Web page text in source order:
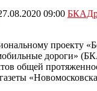
09:00 БКАД
проекту
дороги»
общей